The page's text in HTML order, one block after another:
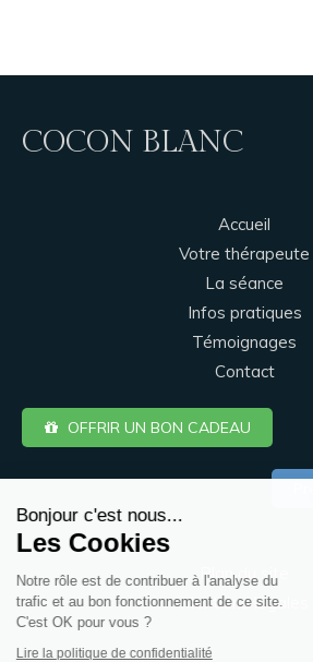
COCON BLANC
Accueil
Votre thérapeute
La séance
Infos pratiques
Témoignages
Contact
OFFRIR UN BON CADEAU
Plan du site
Mentions légales
Bonjour c'est nous...
Les Cookies
Notre rôle est de contribuer à l'analyse du
trafic et au bon fonctionnement de ce site.
C'est OK pour vous ?
Lire la politique de confidentialité